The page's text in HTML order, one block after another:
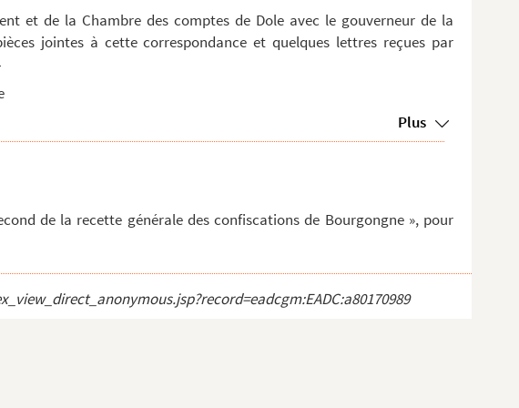
et de la Chambre des comptes de Dole avec le gouverneur de la
jointes à cette correspondance et quelques lettres reçues par
Plus
de la recette générale des confiscations de Bourgongne », pour